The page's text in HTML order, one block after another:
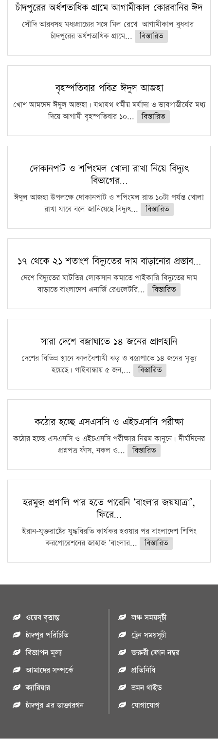
চাঁদপুরের অর্ধশতাধিক গ্রামে আগামীকাল কোরবানির ঈদ
সৌদি আরবসহ মধ্যপ্রাচ্যের সঙ্গে মিল রেখে আগামীকাল বুধবার
চাঁদপুরের অর্ধশতাধিক গ্রামে...
বিস্তারিত
বৃহস্পতিবার পবিত্র ঈদুল আজহা
খোশ আমদেদ ঈদুল আজহা। যথাযথ ধর্মীয় মর্যাদা ও ভাবগাম্ভীর্যের মধ্য
দিয়ে আগামী বৃহস্পতিবার ১০...
বিস্তারিত
দোকানপাট ও শপিংমল খোলা রাখা নিয়ে বিদ্যুৎ
বিভাগের…
ঈদুল আজহা উপলক্ষে দোকানপাট ও শপিংমল রাত ১০টা পর্যন্ত খোলা
রাখা যাবে বলে জানিয়েছে বিদ্যুৎ...
বিস্তারিত
১৭ থেকে ২১ শতাংশ বিদ্যুতের দাম বাড়ানোর প্রস্তাব…
দেশে বিদ্যুতের ঘাটতির লোকসান কমাতে পাইকারি বিদ্যুতের দাম
বাড়াতে বাংলাদেশ এনার্জি রেগুলেটরি...
বিস্তারিত
সারা দেশে বজ্রাঘাতে ১৪ জনের প্রাণহানি
দেশের বিভিন্ন স্থানে কালবৈশাখী ঝড় ও বজ্রাপাতে ১৪ জনের মৃত্যু
হয়েছে। গাইবান্ধায় ৫ জন,...
বিস্তারিত
কঠোর হচ্ছে এসএসসি ও এইচএসসি পরীক্ষা
কঠোর হচ্ছে এসএসসি ও এইচএসসি পরীক্ষার নিয়ম কানুনে। দীর্ঘদিনের
প্রশ্নপত্র ফাঁস, নকল ও...
বিস্তারিত
হরমুজ প্রণালি পার হতে পারেনি ‘বাংলার জয়যাত্রা’,
ফিরে…
ইরান-যুক্তরাষ্ট্রের যুদ্ধবিরতি কার্যকর হওয়ার পর বাংলাদেশ শিপিং
করপোরেশনের জাহাজ ‘বাংলার...
বিস্তারিত
ওয়েব বৃত্তান্ত
চাঁদপুর পরিচিতি
বিজ্ঞাপন মুল্য
আমাদের সম্পর্কে
ক্যারিয়ার
চাঁদপুর এর ডাক্তারগন
লঞ্চ সময়সূচী
ট্রেন সময়সূচী
জরুরী ফোন নম্বর
প্রতিনিধি
ভ্রমন গাইড
যোগাযোগ